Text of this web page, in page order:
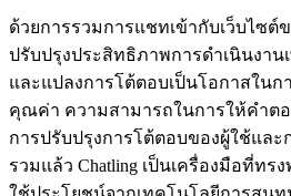
ด้วยการรวมการแชทเข้ากับเว็บไซต์
ปรับปรุงประสิทธิภาพการดำเนินงา
และแปลงการโต้ตอบเป็นโอกาสใน
คุณค่า ความสามารถในการให้คำต
การปรับปรุงการโต้ตอบของผู้ใช้และ
รวมแล้ว Chatling เป็นเครื่องมือที่ทร